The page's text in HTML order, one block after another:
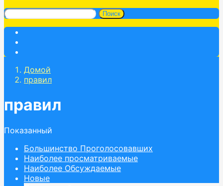
Поиск
Домой
правил
правил
Показанный
Большинство Проголосовавших
Наиболее просматриваемые
Наиболее Обсуждаемые
Новые